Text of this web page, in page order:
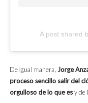
A post shared
De igual manera, Jorge
proceso sencillo salir del
orgulloso de lo que esy de